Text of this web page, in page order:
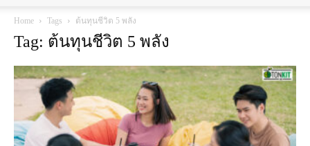
Home Tags ต้นทุนชีวิต 5 พลัง
Tag: ต้นทุนชีวิต 5 พลัง